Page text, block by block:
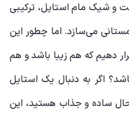
و شیک مام استایل، ترکیبی
می‌سازد. اما چطور این
دهیم که هم زیبا باشد و هم
اگر به دنبال یک استایل
حال ساده و جذاب هستید، این